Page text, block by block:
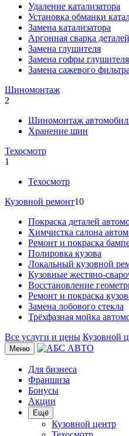
Удаление катализатора
Установка обманки
Замена катализатора
Аргонная сварка
Замена глушителя
Замена гофры глушителя
Замена сажевого
Шиномонтаж
2
Шиномонтаж
Хранение шин
Техосмотр
1
Техосмотр
Кузовной ремонт10
Покраска деталей
Химчистка салона
Ремонт и покраска
Полировка кузова
Локальный кузовной
Кузовные жестяно-
Восстановление
Ремонт и покраска
Замена лобового стекла
Трёхфазная мойка
Все услуги и цены Кузовной
Меню
Для бизнеса
Франшиза
Бонусы
Акции
Ещё
Кузовной центр